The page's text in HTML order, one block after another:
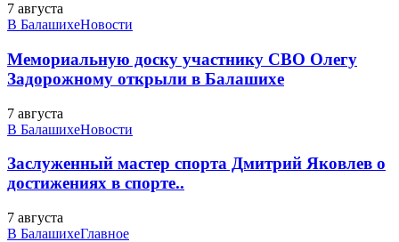
7 августа
В БалашихеНовости
Мемориальную доску участнику СВО Олегу
Задорожному открыли в Балашихе
7 августа
В БалашихеНовости
Заслуженный мастер спорта Дмитрий Яковлев о
достижениях в спорте..
7 августа
В БалашихеГлавное